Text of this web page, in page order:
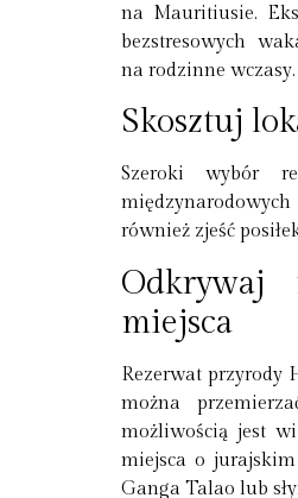
na Mauritiusie.
bezstresowych
na rodzinne wczasy.
Skosztuj
Szeroki wybór
również zjeść
Odkrywaj
miejsca
Rezerwat przyrody
można
możliwością jest
miejsca o
Ganga Talao lub